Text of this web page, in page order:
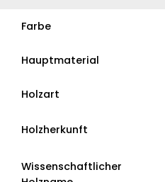
Farbe
Hauptmaterial
Holzart
Holzherkunft
Wissenschaftlicher